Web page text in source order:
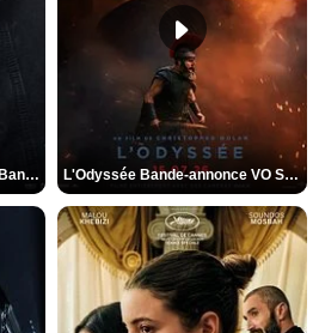
Spider-Man: Brand New Day Bande-annonce VO STFR L'Odyssée Bande-annonce VO STFR